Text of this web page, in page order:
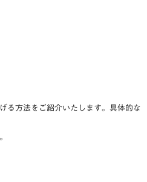
る方法をご紹介いたします。具体的な